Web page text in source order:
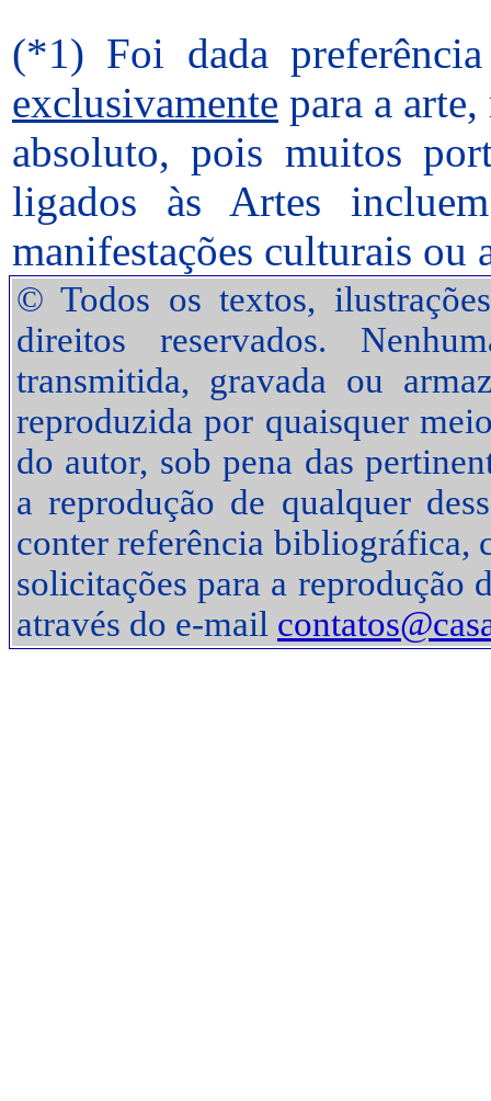
(*1) Foi dada
exclusivamente para a
absoluto, pois muitos
ligados às Artes
manifestações culturais ou
© Todos os textos,
direitos reservados.
transmitida, gravada ou
reproduzida por quaisquer
do autor, sob pena das
a reprodução de qualquer
conter referência bibliográfica,
solicitações para a reprodução
através do e-mail